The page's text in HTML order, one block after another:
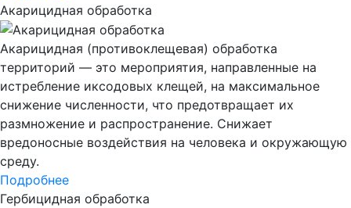
Акарицидная обработка
Акарицидная (противоклещевая) обработка
территорий — это мероприятия, направленные на
истребление иксодовых клещей, на максимальное
снижение численности, что предотвращает их
размножение и распространение. Снижает
вредоносные воздействия на человека и окружающую
среду.
Подробнее
Гербицидная обработка